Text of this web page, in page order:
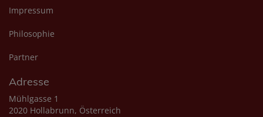
Impressum
Philosophie
Partner
Adresse
Mühlgasse 1
2020 Hollabrunn, Österreich